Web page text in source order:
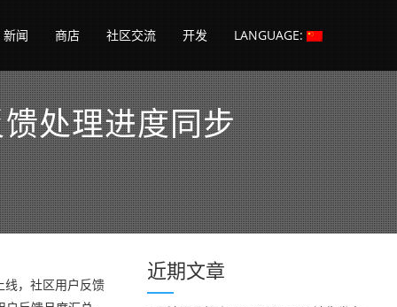
新闻 商店 社区交流 开发 LANGUAGE:
处理进度同步
，社区用户反馈
近期文章